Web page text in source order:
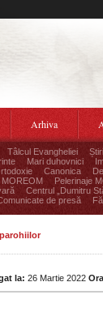
Arhiva
Tâlcul Evangheliei
Mari duhovnici
Canonica
MOREOM Pelerinaje
Centrul „Dumitru
de presă
la: 26 Martie 2022